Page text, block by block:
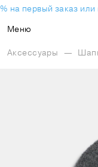
на первый заказ или
Меню
Аксессуары —